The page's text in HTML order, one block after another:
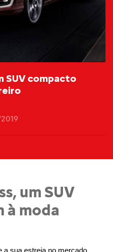
SUV compacto
um SUV
à moda